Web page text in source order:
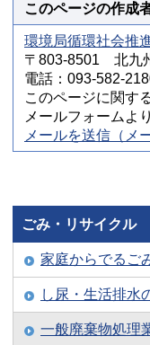
このページの作成
環境局循環社会推
〒803-8501 北九
電話：093-582-
このページに関す
メールフォームよ
メールを送信（メ
ごみ・リサイクル
家庭からでるご
し尿・生活排水
一般廃棄物処理